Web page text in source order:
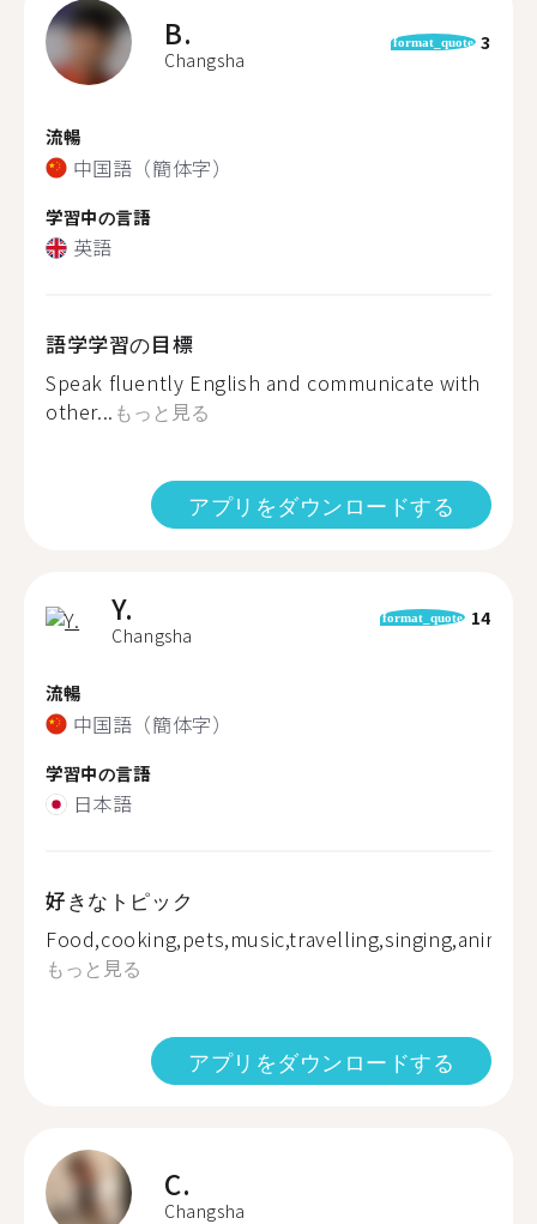
B.
Changsha
format_quote 3
流暢
中国語（簡体字）
学習中の言語
英語
語学学習の目標
Speak fluently English and communicate with
other... もっと見る
アプリをダウンロードする
Y.
Changsha
format_quote 14
流暢
中国語（簡体字）
学習中の言語
日本語
好きなトピック
もっと見る
アプリをダウンロードする
C.
Changsha